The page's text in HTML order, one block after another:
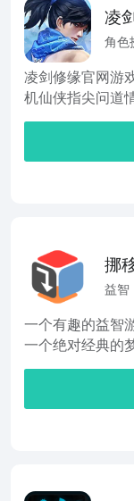
凌
角色
凌剑修缘官网游
机仙侠指尖问道
挪
益智
一个有趣的益智
一个绝对经典的